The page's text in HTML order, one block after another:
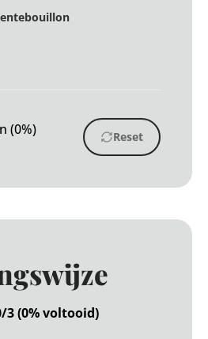
(0%) Reset
3 (0% voltooid)